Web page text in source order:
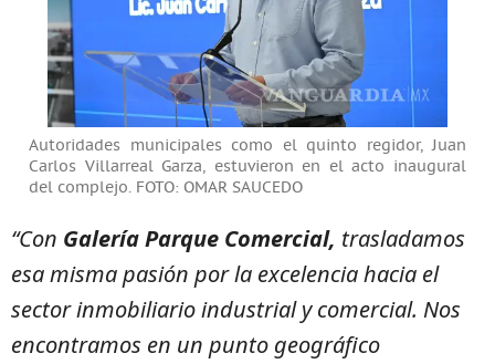
Autoridades municipales como el quinto regidor, Juan
Carlos Villarreal Garza, estuvieron en el acto inaugural
del complejo. FOTO: OMAR SAUCEDO
“Con Galería Parque Comercial, trasladamos
esa misma pasión por la excelencia hacia el
sector inmobiliario industrial y comercial. Nos
encontramos en un punto geográfico